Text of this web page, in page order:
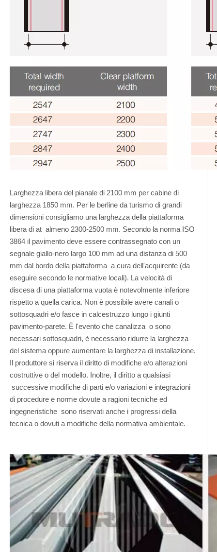
Larghezza libera del pianale di 2100 mm per cabine di
larghezza 1850 mm. Per le berline da turismo di grandi
dimensioni consigliamo una larghezza della piattaforma
libera di at almeno 2300-2500 mm. Secondo la norma ISO
3864 il pavimento deve essere contrassegnato con un
segnale giallo-nero largo 100 mm ad una distanza di 500
mm dal bordo della piattaforma a cura dell'acquirente (da
eseguire secondo le normative locali). La velocità di
discesa di una piattaforma vuota è notevolmente inferiore
rispetto a quella carica. Non è possibile avere canali o
sottosquadri e/o fasce in calcestruzzo lungo i giunti
pavimento-parete. È l'evento che canalizza o sono
necessari sottosquadri, è necessario ridurre la larghezza
del sistema oppure aumentare la larghezza di installazione.
Il produttore si riserva il diritto di modifiche e/o alterazioni
costruttive o del modello. Inoltre, il diritto a qualsiasi
successive modifiche di parti e/o variazioni e integrazioni
di procedure e norme dovute a ragioni tecniche ed
ingegneristiche sono riservati anche i progressi della
tecnica o dovuti a modifiche della normativa ambientale.